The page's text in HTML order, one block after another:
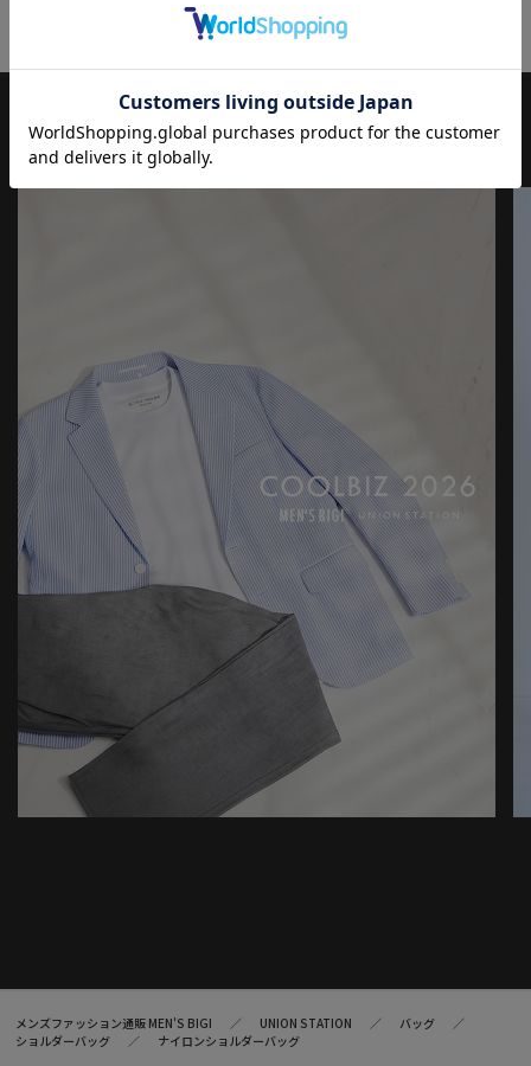
入れながら、現代の大人にふさわしいファッションを追求するブ
▼Instagram：@unionstation_official
JOURNAL もっと見る
メンズファッション通販 MEN'S BIGI UNION STATION
バッグ
ショルダーバッグ
ナイロンショルダーバッグ